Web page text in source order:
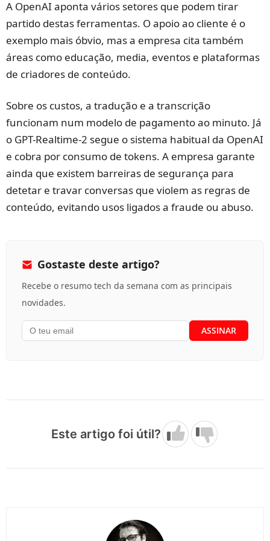
A OpenAI aponta vários setores que podem tirar
partido destas ferramentas. O apoio ao cliente é o
exemplo mais óbvio, mas a empresa cita também
áreas como educação, media, eventos e plataformas
de criadores de conteúdo.
Sobre os custos, a tradução e a transcrição
funcionam num modelo de pagamento ao minuto. Já
o GPT-Realtime-2 segue o sistema habitual da OpenAI
e cobra por consumo de tokens. A empresa garante
ainda que existem barreiras de segurança para
detetar e travar conversas que violem as regras de
conteúdo, evitando usos ligados a fraude ou abuso.
Gostaste deste artigo?
Recebe o resumo tech da semana com as principais
novidades.
Este artigo foi útil?